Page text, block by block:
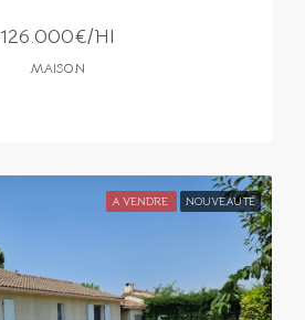
126.000€/HI
MAISON
A VENDRE NOUVEAUTÉ